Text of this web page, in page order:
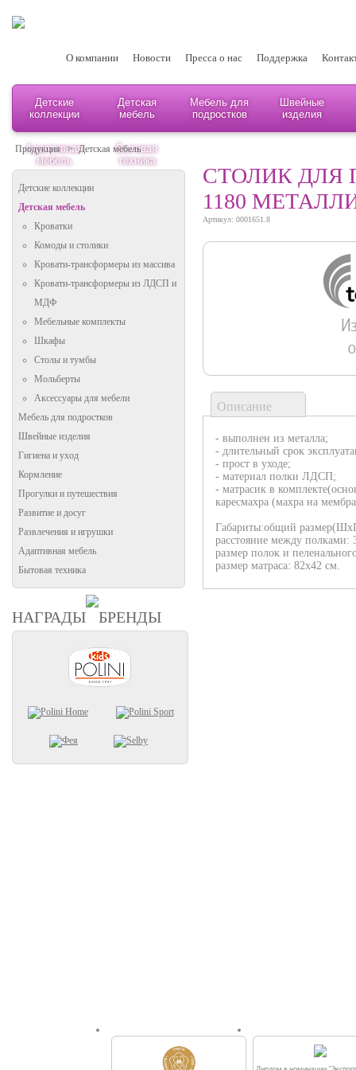
О компании Новости Пресса о нас Поддержка
Детские
коллекции
Детская
мебель
Мебель для
подростков
Швейные
изделия
Адаптивная
мебель
Бытовая
техника
Продукция > Детская мебель
Детские коллекции
Детская мебель
Кроватки
Комоды и столики
Кровати-трансформеры из массива
Кровати-трансформеры из ЛДСП и
МДФ
Мебельные комплекты
Шкафы
Столы и тумбы
Мольберты
Аксессуары для мебели
Мебель для подростков
Швейные изделия
Гигиена и уход
Кормление
Прогулки и путешествия
Развитие и досуг
Развлечения и игрушки
Адаптивная мебель
Бытовая техника
НАГРАДЫ БРЕНДЫ
СТОЛИК ДЛЯ
1180
Артикул: 0001651.8
Описание
- выполнен из металла;
- длительный срок
- прост в уходе;
- материал полки ЛДСП;
- матрасик в
каресмахра (махра на
Габариты:общий
расстояние между полками:
размер полок и
размер матраса: 82х42 см.